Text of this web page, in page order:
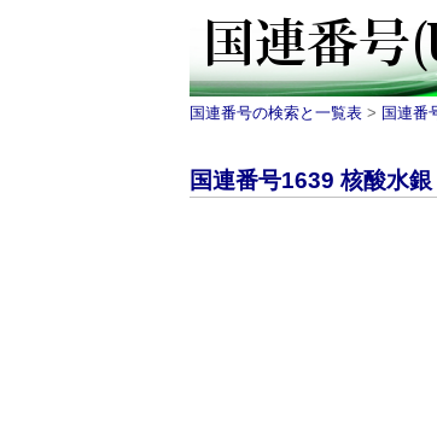
国連番号の検索と一覧表 > 国連番
国連番号1639 核酸水